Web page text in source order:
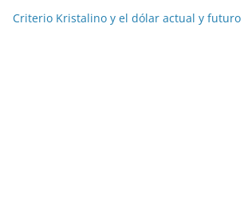
Criterio Kristalino y el dólar actual y futuro